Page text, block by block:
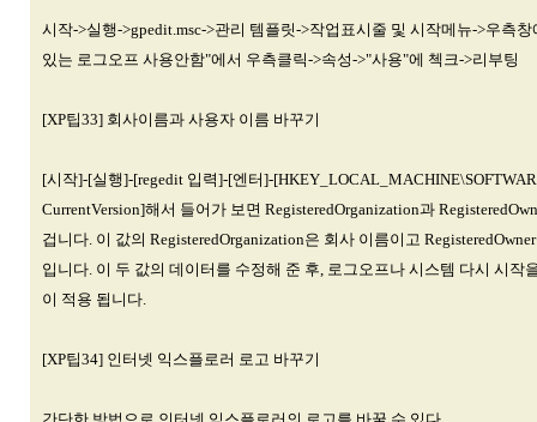
시작->실행->gpedit.msc->관리 템플릿->작업표시줄 및 시작메뉴->우측
있는 로그오프 사용안함"에서 우측클릭->속성->"사용"에 첵크->리부팅
[XP팁33] 회사이름과 사용자 이름 바꾸기
[시작]-[실행]-[regedit 입력]-[엔터]-
CurrentVersion]해서 들어가 보면 RegisteredOrganization과
겁니다. 이 값의 RegisteredOrganization은 회사 이름이고
입니다. 이 두 값의 데이터를 수정해 준 후, 로그오프나 시스템 다시 시작
이 적용 됩니다.
[XP팁34] 인터넷 익스플로러 로고 바꾸기